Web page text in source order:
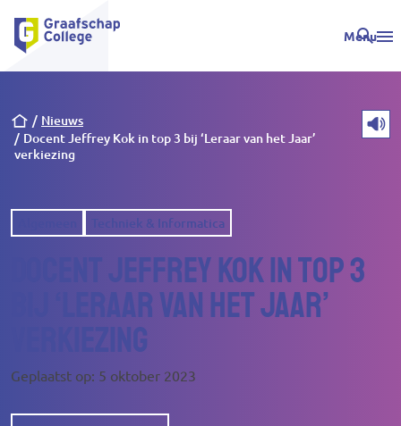
Menu
Kruimelpad
Nieuws
Docent Jeffrey Kok in top 3 bij ‘Leraar van het Jaar’
verkiezing
Techniek & Informatica
Docent Jeffrey Kok in top 3
bij ‘Leraar van het Jaar’
verkiezing
Geplaatst op: 5 oktober 2023